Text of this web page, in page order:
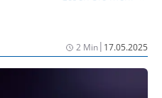
2 Min| 17.05.2025